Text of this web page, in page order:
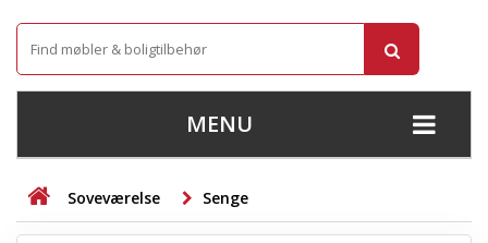
MENU
+
STUE
Soveværelse Senge